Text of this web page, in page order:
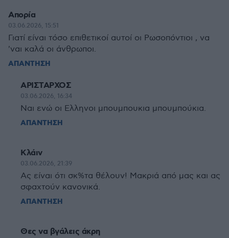
Απορία
03.06.2026, 15:51
Γιατί είναι τόσο επιθετικοί αυτοί οι Ρωσοπόντιοι , να
'ναι καλά οι άνθρωποι.
ΑΠΑΝΤΗΣΗ
ΑΡΙΣΤΑΡΧΟΣ
03.06.2026, 16:34
Ναι ενώ οι Ελληνοι μπουμπουκια μπουμπούκια.
ΑΠΑΝΤΗΣΗ
Κλάιν
03.06.2026, 21:39
Ας είναι ότι σκ%τα θέλουν! Μακριά από μας και ας
σφαχτούν κανονικά.
ΑΠΑΝΤΗΣΗ
Θες να βγάλεις άκρη